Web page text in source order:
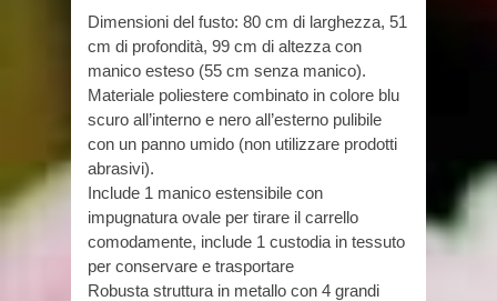
Dimensioni del fusto: 80 cm di larghezza, 51
cm di profondità, 99 cm di altezza con
manico esteso (55 cm senza manico).
Materiale poliestere combinato in colore blu
scuro all’interno e nero all’esterno pulibile
con un panno umido (non utilizzare prodotti
abrasivi).
Include 1 manico estensibile con
impugnatura ovale per tirare il carrello
comodamente, include 1 custodia in tessuto
per conservare e trasportare
Robusta struttura in metallo con 4 grandi